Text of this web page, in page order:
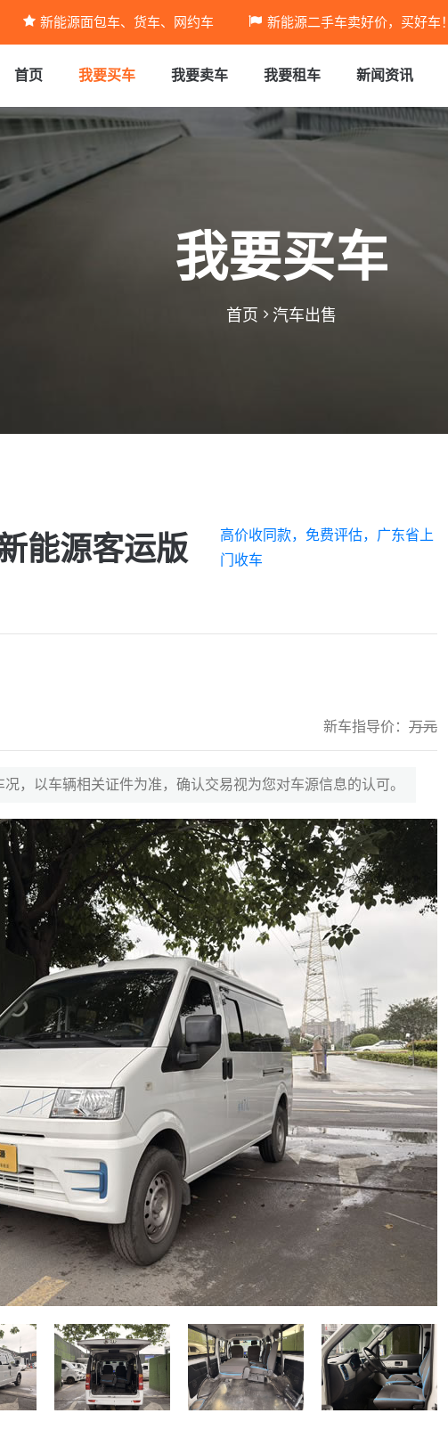
新能源面包车、货车、网约车 新能源二手车卖好价，买好车！
首页 我要买车 我要卖车 我要租车 新闻资讯
我要买车
首页 汽车出售
能源客运版
高价收同款，免费评估，广东省上
门收车
新车指导价： 万元
，以车辆相关证件为准，确认交易视为您对车源信息的认可。